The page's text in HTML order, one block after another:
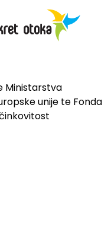
Ministarstva
unije te Fonda